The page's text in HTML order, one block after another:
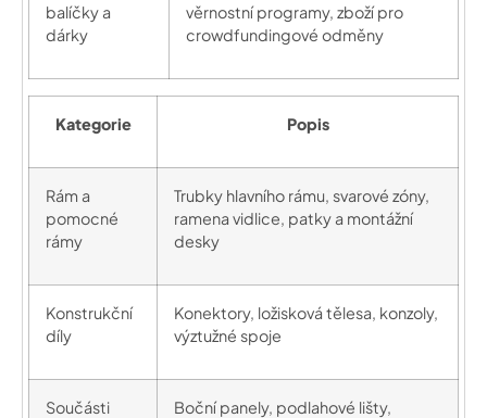
Kategorie Popis
Rám a
pomocné
rámy
Trubky hlavního rámu, svarové zóny,
ramena vidlice, patky a montážní
desky
Konstrukční
díly
Konektory, ložisková tělesa, konzoly,
výztužné spoje
Součásti
Boční panely, podlahové lišty,
balíčky a
dárky
věrnostní programy, zboží pro
crowdfundingové odměny